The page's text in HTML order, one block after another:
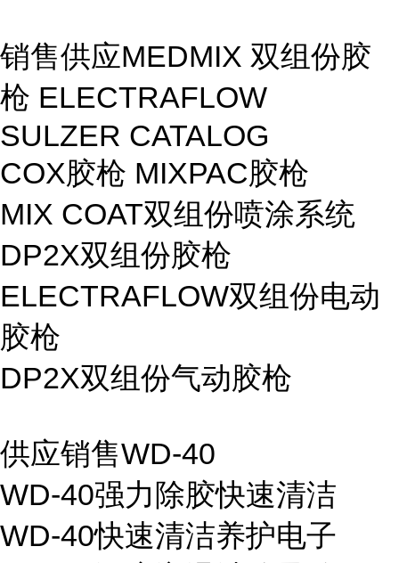
销售供应MEDMIX 双组份胶
枪 ELECTRAFLOW
SULZER CATALOG
COX胶枪 MIXPAC胶枪
MIX COAT双组份喷涂系统
DP2X双组份胶枪
ELECTRAFLOW双组份电动
胶枪
DP2X双组份气动胶枪
供应销售WD-40
WD-40强力除胶快速清洁
WD-40快速清洁养护电子